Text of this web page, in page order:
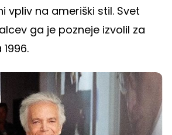
vpliv na ameriški stil. Svet
ga je pozneje izvolil za